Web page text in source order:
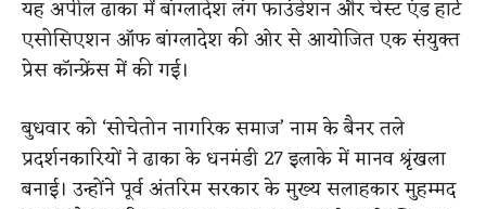
यह अपील ढाका में बांग्लादेश लंग फाउंडेशन और चेस्ट एंड हार्ट
एसोसिएशन ऑफ बांग्लादेश की ओर से आयोजित एक संयुक्त
प्रेस कॉन्फ्रेंस में की गई।
बुधवार को ‘सोचेतोन नागरिक समाज’ नाम के बैनर तले
प्रदर्शनकारियों ने ढाका के धनमंडी 27 इलाके में मानव श्रृंखला
बनाई। उन्होंने पूर्व अंतरिम सरकार के मुख्य सलाहकार मुहम्मद